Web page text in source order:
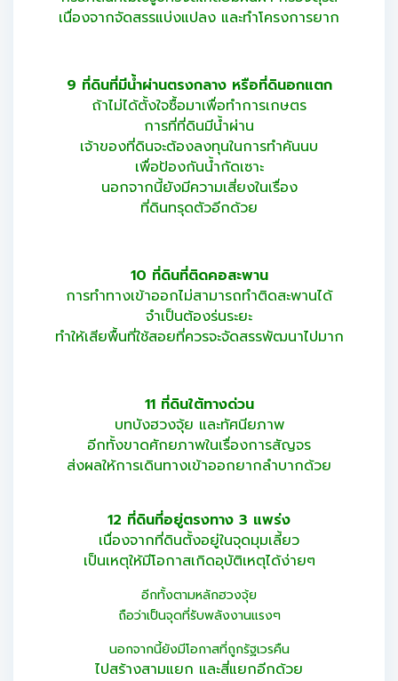
เนื่องจากจัดสรรแบ่งแปลง และทำโครงการยาก
9 ที่ดินที่มีน้ำผ่านตรงกลาง หรือที่ดินอกแตก
ถ้าไม่ได้ตั้งใจซื้อมาเพื่อทำการเกษตร
การที่ที่ดินมีน้ำผ่าน
เจ้าของที่ดินจะต้องลงทุนในการทำคันนบ
เพื่อป้องกันน้ำกัดเซาะ
นอกจากนี้ยังมีความเสี่ยงในเรื่อง
ที่ดินทรุดตัวอีกด้วย
10 ที่ดินที่ติดคอสะพาน
การทำทางเข้าออกไม่สามารถทำติดสะพานได้
จำเป็นต้องร่นระยะ
ทำให้เสียพื้นที่ใช้สอยที่ควรจะจัดสรรพัฒนาไปมาก
11 ที่ดินใต้ทางด่วน
บทบังฮวงจุ้ย และทัศนียภาพ
อีกทั้งขาดศักยภาพในเรื่องการสัญจร
ส่งผลให้การเดินทางเข้าออกยากลำบากด้วย
12 ที่ดินที่อยู่ตรงทาง 3 แพร่ง
เนื่องจากที่ดินตั้งอยู่ในจุดมุมเลี้ยว
เป็นเหตุให้มีโอกาสเกิดอุบัติเหตุได้ง่ายๆ
อีกทั้งตามหลักฮวงจุ้ย
ถือว่าเป็นจุดที่รับพลังงานแรงๆ
นอกจากนี้ยังมีโอกาสที่ถูกรัฐเวรคืน
ไปสร้างสามแยก และสี่แยกอีกด้วย